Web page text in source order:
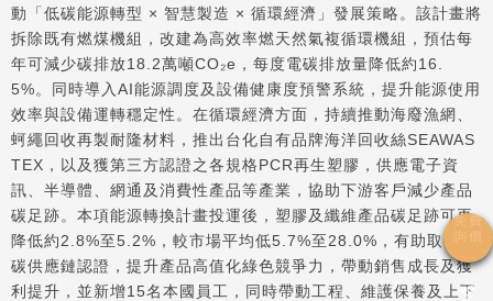
動「低碳能源轉型 × 智慧製造 × 循環經濟」發展策略。該計畫將
拆除既有燃煤機組，改建為高效率燃天然氣複循環機組，預估每
年可減少碳排放18.2萬噸CO₂e，每度電碳排放量降低約16.
5%。同時導入AI能源調度及設備健康度預警系統，提升能源使用
效率與設備運轉穩定性。在循環經濟方面，持續推動海廢漁網、
蚵繩回收再製耐隆材料，推出台化自有品牌海洋回收絲SEAWAS
TEX，以及獲第三方認證之各規格PCR再生塑膠，供應電子資
訊、半導體、網通及消費性產品等產業，協助下游客戶減少產品
碳足跡。本項能源轉換計畫投運後，塑膠及纖維產品碳足跡可再
降低約2.8%至5.2%，較市場平均低5.7%至28.0%，有助取得低
碳供應鏈認證，提升產品高值化綠色競爭力，帶動銷售成長及獲
利提升，並新增15名本國員工，同時帶動工程、維護保養及上下